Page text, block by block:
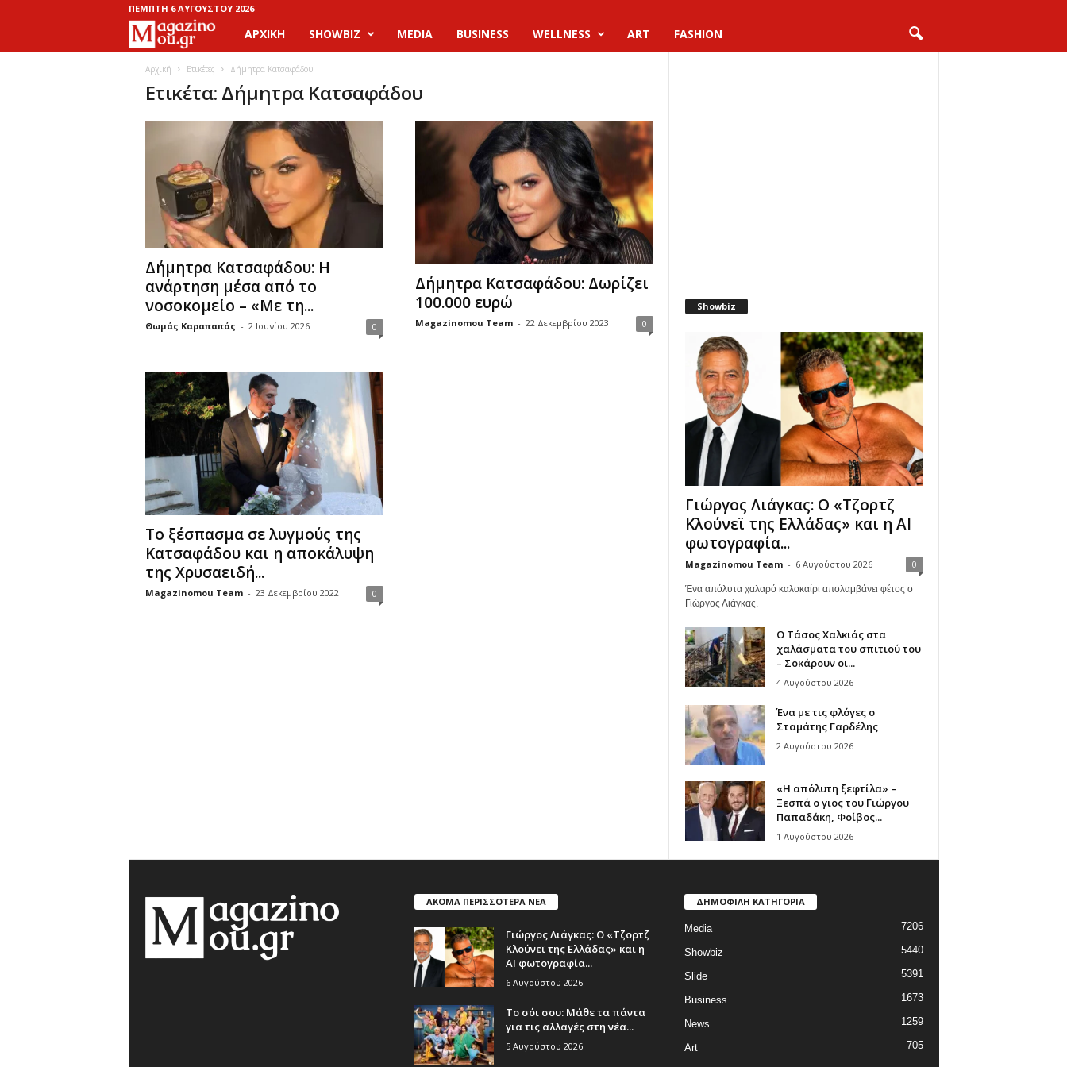
ΠΈΜΠΤΗ 6 ΑΥΓΟΎΣΤΟΥ 2026
a
g
a
n
M
u
ΑΡΧΙΚΉ SHOWBIZ MEDIA BUSINESS WELLNESS ART FASHION
Αρχική Ετικέτες Δήμητρα Κατσαφάδου
Ετικέτα: Δήμητρα Κατσαφάδου
Δήμητρα Κατσαφάδου: Η
ανάρτηση μέσα από το
νοσοκομείο – «Με τη...
Θωμάς Καραπαπάς - 2 Ιουνίου 2026 0
Δήμητρα Κατσαφάδου: Δωρίζει
100.000 ευρώ
Magazinomou Team - 22 Δεκεμβρίου 2023 0
Το ξέσπασμα σε λυγμούς της
Κατσαφάδου και η αποκάλυψη
της Χρυσαειδή...
Magazinomou Team - 23 Δεκεμβρίου 2022 0
Showbiz
Γιώργος Λιάγκας: Ο «Τζορτζ
Κλούνεϊ της Ελλάδας» και η AI
φωτογραφία...
Magazinomou Team - 6 Αυγούστου 2026 0
Ένα απόλυτα χαλαρό καλοκαίρι απολαμβάνει φέτος ο
Γιώργος Λιάγκας.
Ο Τάσος Χαλκιάς στα
χαλάσματα του σπιτιού του
– Σοκάρουν οι...
4 Αυγούστου 2026
Ένα με τις φλόγες ο
Σταμάτης Γαρδέλης
2 Αυγούστου 2026
«Η απόλυτη ξεφτίλα» –
Ξεσπά ο γιος του Γιώργου
Παπαδάκη, Φοίβος...
1 Αυγούστου 2026
ΑΚΟΜΑ ΠΕΡΙΣΣΟΤΕΡΑ ΝΕΑ
Γιώργος Λιάγκας: Ο «Τζορτζ
Κλούνεϊ της Ελλάδας» και η
AI φωτογραφία...
6 Αυγούστου 2026
Το σόι σου: Μάθε τα πάντα
για τις αλλαγές στη νέα...
5 Αυγούστου 2026
ΔΗΜΟΦΙΛΗ ΚΑΤΗΓΟΡΙΑ
Media 7206
Showbiz 5440
Slide 5391
Business 1673
News 1259
Art 705